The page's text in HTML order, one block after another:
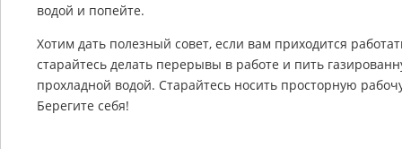
водой и попейте.
Хотим дать полезный совет, если вам приходится
старайтесь делать перерывы в работе и пить
прохладной водой. Старайтесь носить просторную
Берегите себя!